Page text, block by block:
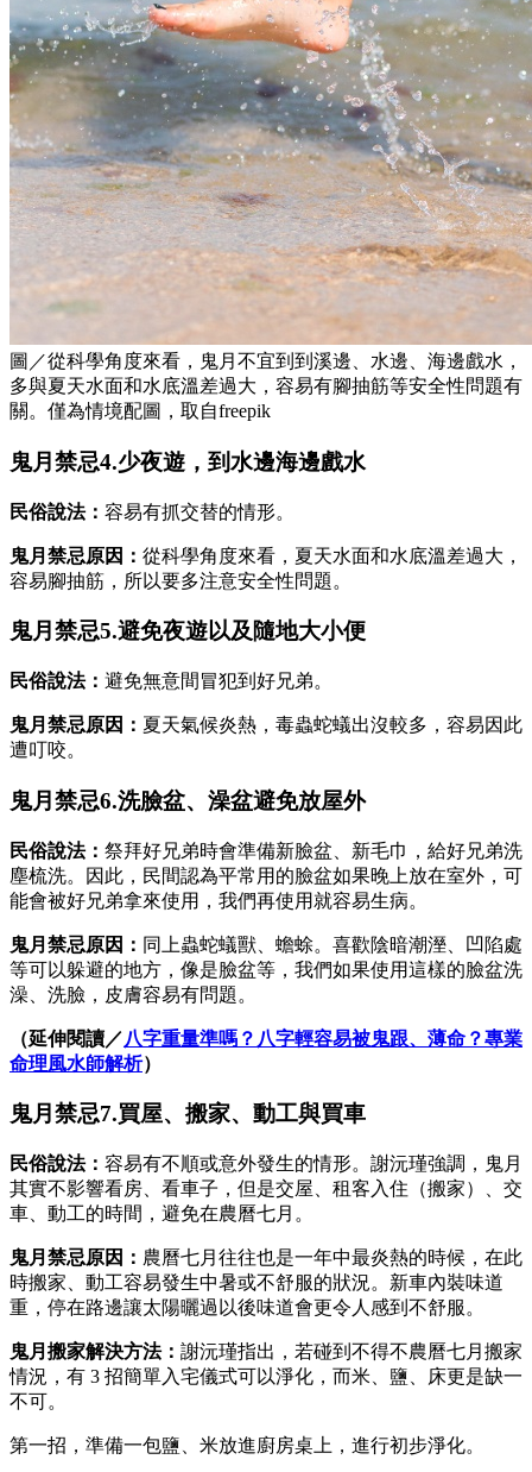
圖／從科學角度來看，鬼月不宜到到溪邊、水邊、海邊戲水，
多與夏天水面和水底溫差過大，容易有腳抽筋等安全性問題有
關。僅為情境配圖，取自freepik
鬼月禁忌4.少夜遊，到水邊海邊戲水
民俗說法： 容易有抓交替的情形。
鬼月禁忌原因： 從科學角度來看，夏天水面和水底溫差過大，
容易腳抽筋，所以要多注意安全性問題。
鬼月禁忌5.避免夜遊以及隨地大小便
民俗說法： 避免無意間冒犯到好兄弟。
鬼月禁忌原因： 夏天氣候炎熱，毒蟲蛇蟻出沒較多，容易因此
遭叮咬。
鬼月禁忌6.洗臉盆、澡盆避免放屋外
民俗說法： 祭拜好兄弟時會準備新臉盆、新毛巾，給好兄弟洗
塵梳洗。因此，民間認為平常用的臉盆如果晚上放在室外，可
能會被好兄弟拿來使用，我們再使用就容易生病。
鬼月禁忌原因： 同上蟲蛇蟻獸、蟾蜍。喜歡陰暗潮溼、凹陷處
等可以躲避的地方，像是臉盆等，我們如果使用這樣的臉盆洗
澡、洗臉，皮膚容易有問題。
（延伸閱讀／八字重量準嗎？八字輕容易被鬼跟、薄命？專業
命理風水師解析）
鬼月禁忌7.買屋、搬家、動工與買車
民俗說法： 容易有不順或意外發生的情形。謝沅瑾強調，鬼月
其實不影響看房、看車子，但是交屋、租客入住（搬家）、交
車、動工的時間，避免在農曆七月。
鬼月禁忌原因： 農曆七月往往也是一年中最炎熱的時候，在此
時搬家、動工容易發生中暑或不舒服的狀況。新車內裝味道
重，停在路邊讓太陽曬過以後味道會更令人感到不舒服。
鬼月搬家解決方法： 謝沅瑾指出，若碰到不得不農曆七月搬家
情況，有 3 招簡單入宅儀式可以淨化，而米、鹽、床更是缺一
不可。
第一招，準備一包鹽、米放進廚房桌上，進行初步淨化。